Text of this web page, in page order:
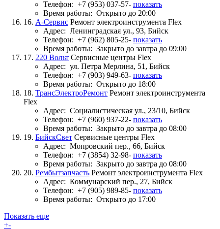
Телефон: +7 (953) 037-57- показать
Время работы: Открыто до 20:00
16. А-Сервис Ремонт электроинструмента Flex
Адрес: Ленинградская ул., 93, Бийск
Телефон: +7 (962) 805-25- показать
Время работы: Закрыто до завтра до 09:00
17. 220 Вольт Сервисные центры Flex
Адрес: ул. Петра Мерлина, 51, Бийск
Телефон: +7 (903) 949-63- показать
Время работы: Открыто до 18:00
18. ТрансЭлектроРемонт Ремонт электроинструмента
Flex
Адрес: Социалистическая ул., 23/10, Бийск
Телефон: +7 (960) 937-22- показать
Время работы: Закрыто до завтра до 08:00
19. БийскСвет Сервисные центры Flex
Адрес: Мопровский пер., 66, Бийск
Телефон: +7 (3854) 32-98- показать
Время работы: Закрыто до завтра до 08:00
20. Рембытзапчасть Ремонт электроинструмента Flex
Адрес: Коммунарский пер., 27, Бийск
Телефон: +7 (905) 989-85- показать
Время работы: Открыто до 17:00
Показать еще
+-